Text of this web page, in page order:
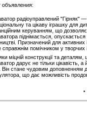
объявления:
радіоуправлений "Гірняк"
та цікаву іграшку для
керуванням, що дозволяє
піднімається,
Призначений для активних
справжнім помічником у творчих
міцній конструкції та
дарує не тільки
Він стане чудовим доповненням
що дає можливість